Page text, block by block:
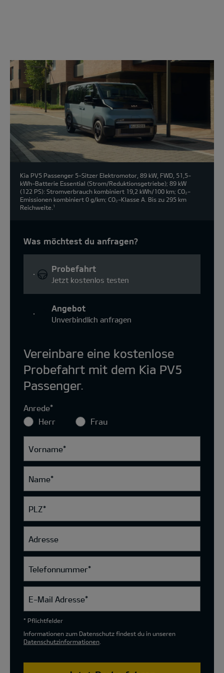
Modell
wählen:
Kia PV5 Passenger 5-Sitzer Elektromotor, 89 kW, FWD, 51,5-
kWh-Batterie Essential (Strom/Reduktionsgetriebe); 89 kW
(122 PS): Stromverbrauch kombiniert 19,2 kWh/100 km; CO₂-
Emissionen kombiniert 0 g/km; CO₂-Klasse A. Bis zu 295 km
Reichweite.
1
Was möchtest du anfragen?
Probefahrt
Jetzt kostenlos testen
Angebot
Unverbindlich anfragen
Vereinbare eine kostenlose
Probefahrt mit dem Kia PV5
Passenger.
Anrede*
Herr
Frau
Vorname*
Name*
PLZ*
Adresse
Telefonnummer*
E-Mail Adresse*
* Pflichtfelder
Informationen zum Datenschutz findest du in unseren
Datenschutzinformationen